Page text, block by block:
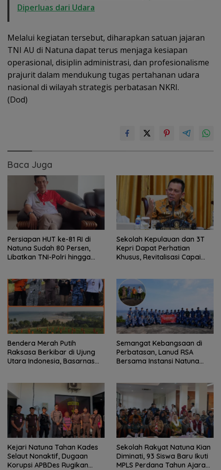
Diperluas dari Udara
Melalui kegiatan tersebut, diharapkan satuan jajaran
TNI AU di Natuna dapat terus menjaga kesiapan
operasional, disiplin administrasi, dan profesionalisme
prajurit dalam mendukung tugas pertahanan udara
nasional di wilayah strategis perbatasan NKRI.
(Dod)
Baca Juga
Persiapan HUT ke-81 RI di
Natuna Sudah 80 Persen,
Libatkan TNI-Polri hingga
Sekolah Kepulauan dan 3T
Kepri Dapat Perhatian
Khusus, Revitalisasi Capai
Bendera Merah Putih
Raksasa Berkibar di Ujung
Utara Indonesia, Basarnas
Perbatasan
Semangat Kebangsaan di
Perbatasan, Lanud RSA
Bersama Instansi Natuna
Kejari Natuna Tahan Kades
Selaut Nonaktif, Dugaan
Korupsi APBDes Rugikan
Sekolah Rakyat Natuna Kian
Diminati, 93 Siswa Baru Ikuti
MPLS Perdana Tahun Ajaran